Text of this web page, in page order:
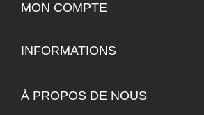
MON COMPTE
INFORMATIONS
À PROPOS DE NOUS